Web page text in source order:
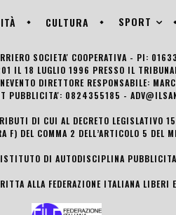
CULTURA SPORT
SOCIETA' COOPERATIVA - PI:
IL 18 LUGLIO 1996 PRESSO IL
DIRETTORE RESPONSABILE:
PUBBLICITA': 0824355185 -
DI CUI AL DECRETO LEGISLATIVO
F) DEL COMMA 2 DELL’ARTICOLO 5 DEL
DI AUTODISCIPLINA
ALLA FEDERAZIONE ITALIANA LIBERI